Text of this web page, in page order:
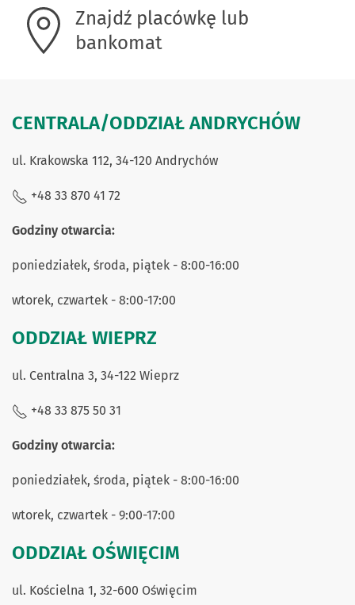
Znajdź placówkę lub
bankomat
CENTRALA/ODDZIAŁ ANDRYCHÓW
ul. Krakowska 112, 34-120 Andrychów
+48 33 870 41 72
Godziny otwarcia:
poniedziałek, środa, piątek - 8:00-16:00
wtorek, czwartek - 8:00-17:00
ODDZIAŁ WIEPRZ
ul. Centralna 3, 34-122 Wieprz
+48 33 875 50 31
Godziny otwarcia:
poniedziałek, środa, piątek - 8:00-16:00
wtorek, czwartek - 9:00-17:00
ODDZIAŁ OŚWIĘCIM
ul. Kościelna 1, 32-600 Oświęcim